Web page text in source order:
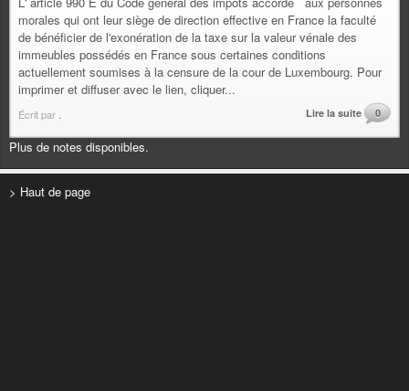
morales qui ont leur siège de direction effective en France la faculté
de bénéficier de l'exonération de la taxe sur la valeur vénale des
immeubles possédés en France sous certaines conditions
actuellement soumises à la censure de la cour de Luxembourg. Pour
imprimer et diffuser avec le lien, cliquer...
Écrit par Lire la suite 0
Plus de notes disponibles.
> Haut de page